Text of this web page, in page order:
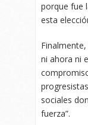
porque fue
esta
ni ahora ni
sociales
fuerza”.